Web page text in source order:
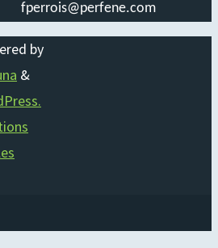
fperrois@perfene.com
by
&